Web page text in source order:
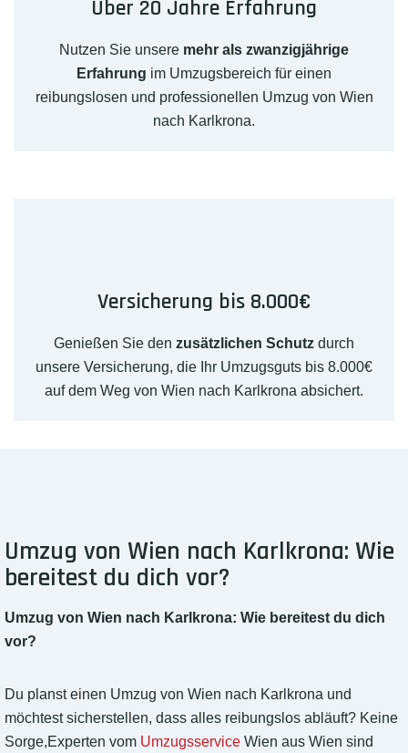
Über 20 Jahre Erfahrung
Nutzen Sie unsere mehr als zwanzigjährige
Erfahrung im Umzugsbereich für einen
reibungslosen und professionellen Umzug von Wien
nach Karlkrona.
Versicherung bis 8.000€
Genießen Sie den zusätzlichen Schutz durch
unsere Versicherung, die Ihr Umzugsguts bis 8.000€
auf dem Weg von Wien nach Karlkrona absichert.
Umzug von Wien nach Karlkrona: Wie
bereitest du dich vor?
Umzug von Wien nach Karlkrona: Wie bereitest du dich
vor?
Du planst einen Umzug von Wien nach Karlkrona und
möchtest sicherstellen, dass alles reibungslos abläuft? Keine
Sorge,Experten vom Umzugsservice Wien aus Wien sind